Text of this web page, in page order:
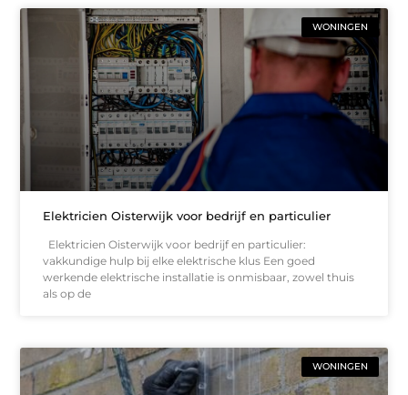
WONINGEN
Elektricien Oisterwijk voor bedrijf en particulier
Elektricien Oisterwijk voor bedrijf en particulier:
vakkundige hulp bij elke elektrische klus Een goed
werkende elektrische installatie is onmisbaar, zowel thuis
als op de
WONINGEN